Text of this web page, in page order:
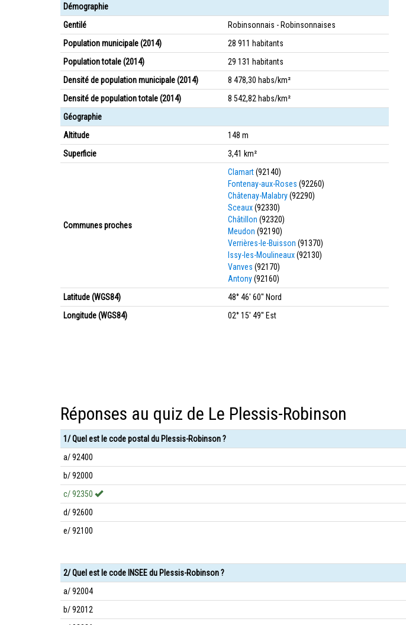
Démographie
Gentilé
Robinsonnais - Robinsonnaises
Population municipale (2014)
28 911 habitants
Population totale (2014)
29 131 habitants
Densité de population municipale (2014)
8 478,30 habs/km²
Densité de population totale (2014)
8 542,82 habs/km²
Géographie
Altitude
148 m
Superficie
3,41 km²
Communes proches
Clamart(92140)
Fontenay-aux-Roses (92260)
Châtenay-Malabry(92290)
Sceaux(92330)
Châtillon (92320)
Meudon (92190)
Verrières-le-Buisson (91370)
Issy-les-Moulineaux(92130)
Vanves (92170)
Antony(92160)
Latitude (WGS84)
48° 46' 60'' Nord
Longitude (WGS84)
02° 15' 49'' Est
Réponses au quiz de Le Plessis-Robinson
1/ Quel est le code postal du Plessis-Robinson ?
a/ 92400
b/ 92000
c/ 92350
d/ 92600
e/ 92100
2/ Quel est le code INSEE du Plessis-Robinson ?
a/ 92004
b/ 92012